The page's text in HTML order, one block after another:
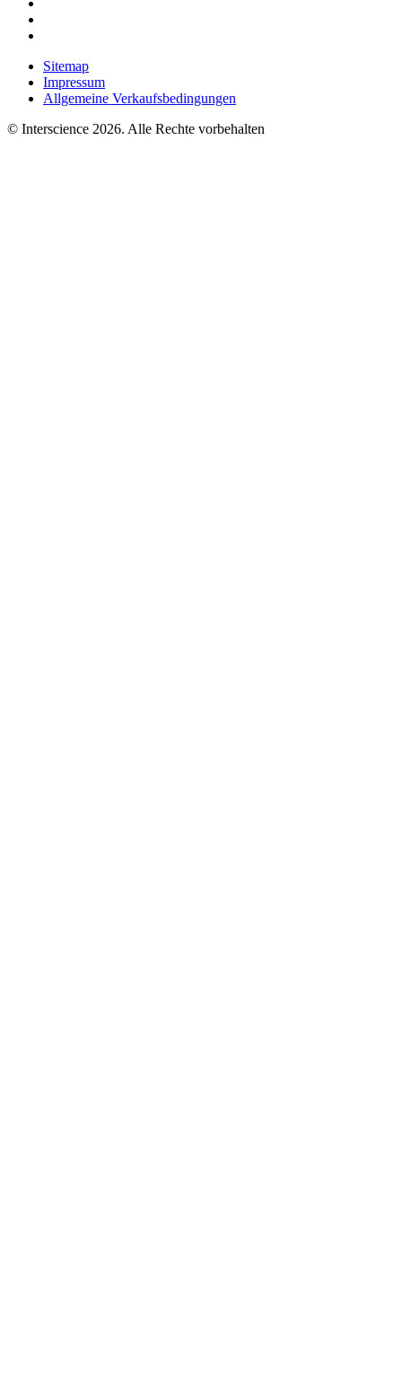
Sitemap
Impressum
Allgemeine Verkaufsbedingungen
© Interscience 2026. Alle Rechte vorbehalten